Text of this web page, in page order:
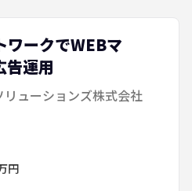
ワークでWEBマ
告運用
ューションズ株式会社
円